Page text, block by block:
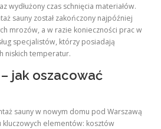
wydłużony czas schnięcia materiałów.
sauny został zakończony najpóźniej
mrozów, a w razie konieczności prac w
specjalistów, którzy posiadają
niskich temperatur.
jak oszacować
sauny w nowym domu pod Warszawą
kluczowych elementów: kosztów